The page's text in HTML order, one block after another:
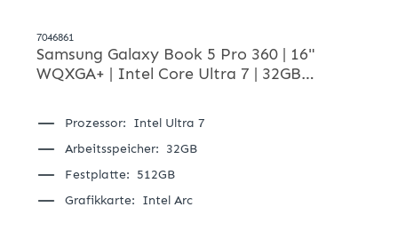
7046861
Samsung Galaxy Book 5 Pro 360 | 16"
WQXGA+ | Intel Core Ultra 7 | 32GB
Grau | Notebook
Prozessor: Intel Ultra 7
Arbeitsspeicher: 32GB
Festplatte: 512GB
Grafikkarte: Intel Arc